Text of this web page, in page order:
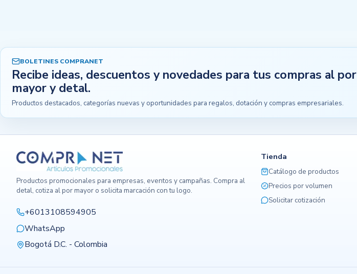
BOLETINES COMPRANET
Recibe ideas, descuentos y novedades para tus compras al por
mayor y detal.
Productos destacados, categorías nuevas y oportunidades para regalos, dotación y compras empresariales.
Productos promocionales para empresas, eventos y campañas. Compra al
detal, cotiza al por mayor o solicita marcación con tu logo.
+6013108594905
WhatsApp
Bogotá D.C. - Colombia
Tienda
Catálogo de productos
Precios por volumen
Solicitar cotización